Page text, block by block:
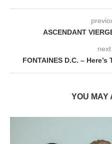
ASCENDANT
FONTAINES D.C. –
YOU MAY